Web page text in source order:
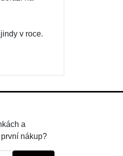
v roce.
a
nákup?